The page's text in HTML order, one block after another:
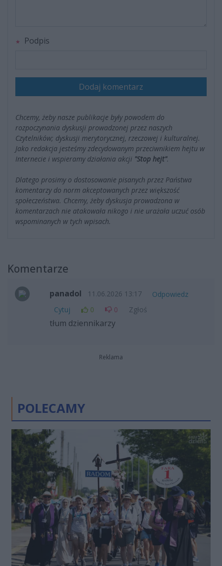
Podpis
Dodaj komentarz
Chcemy, żeby nasze publikacje były powodem do
rozpoczynania dyskusji prowadzonej przez naszych
Czytelników; dyskusji merytorycznej, rzeczowej i kulturalnej.
Jako redakcja jesteśmy zdecydowanym przeciwnikiem hejtu w
Internecie i wspieramy działania akcji "Stop hejt".
Dlatego prosimy o dostosowanie pisanych przez Państwa
komentarzy do norm akceptowanych przez większość
społeczeństwa. Chcemy, żeby dyskusja prowadzona w
komentarzach nie atakowała nikogo i nie urażała uczuć osób
wspominanych w tych wpisach.
Komentarze
panadol 11.06.2026 13:17
Odpowiedz
Cytuj
0 0 Zgłoś
tłum dziennikarzy
Reklama
POLECAMY